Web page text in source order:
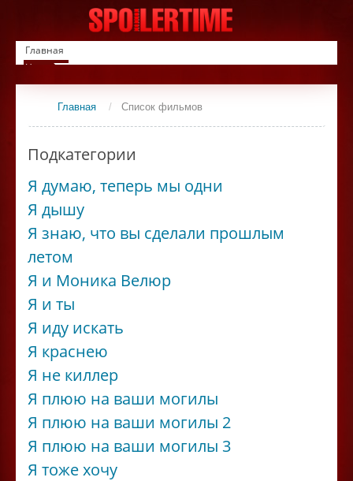
Главная
Новинки
Список фильмов
СериалыГлавная / Список фильмов
Подкатегории
Я думаю, теперь мы одни
Я дышу
Я знаю, что вы сделали прошлым
летом
Я и Моника Велюр
Я и ты
Я иду искать
Я краснею
Я не киллер
Я плюю на ваши могилы
Я плюю на ваши могилы 2
Я плюю на ваши могилы 3
Я тоже хочу